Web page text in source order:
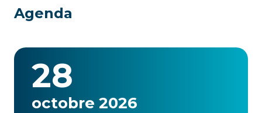
Agenda
28
octobre 2026